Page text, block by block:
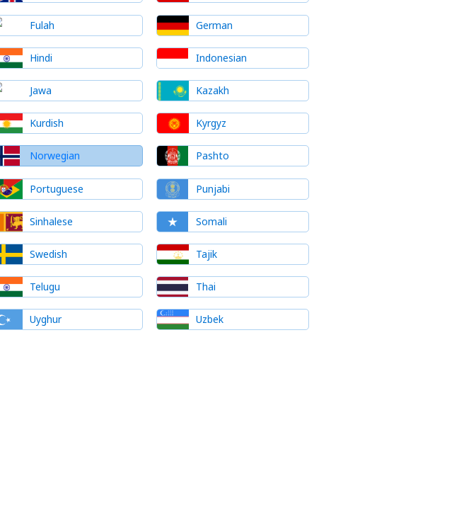
Fulah German
Hindi Indonesian
Jawa Kazakh
Kurdish Kyrgyz
Norwegian Pashto
Portuguese Punjabi
Sinhalese Somali
Swedish Tajik
Telugu Thai
Uyghur Uzbek